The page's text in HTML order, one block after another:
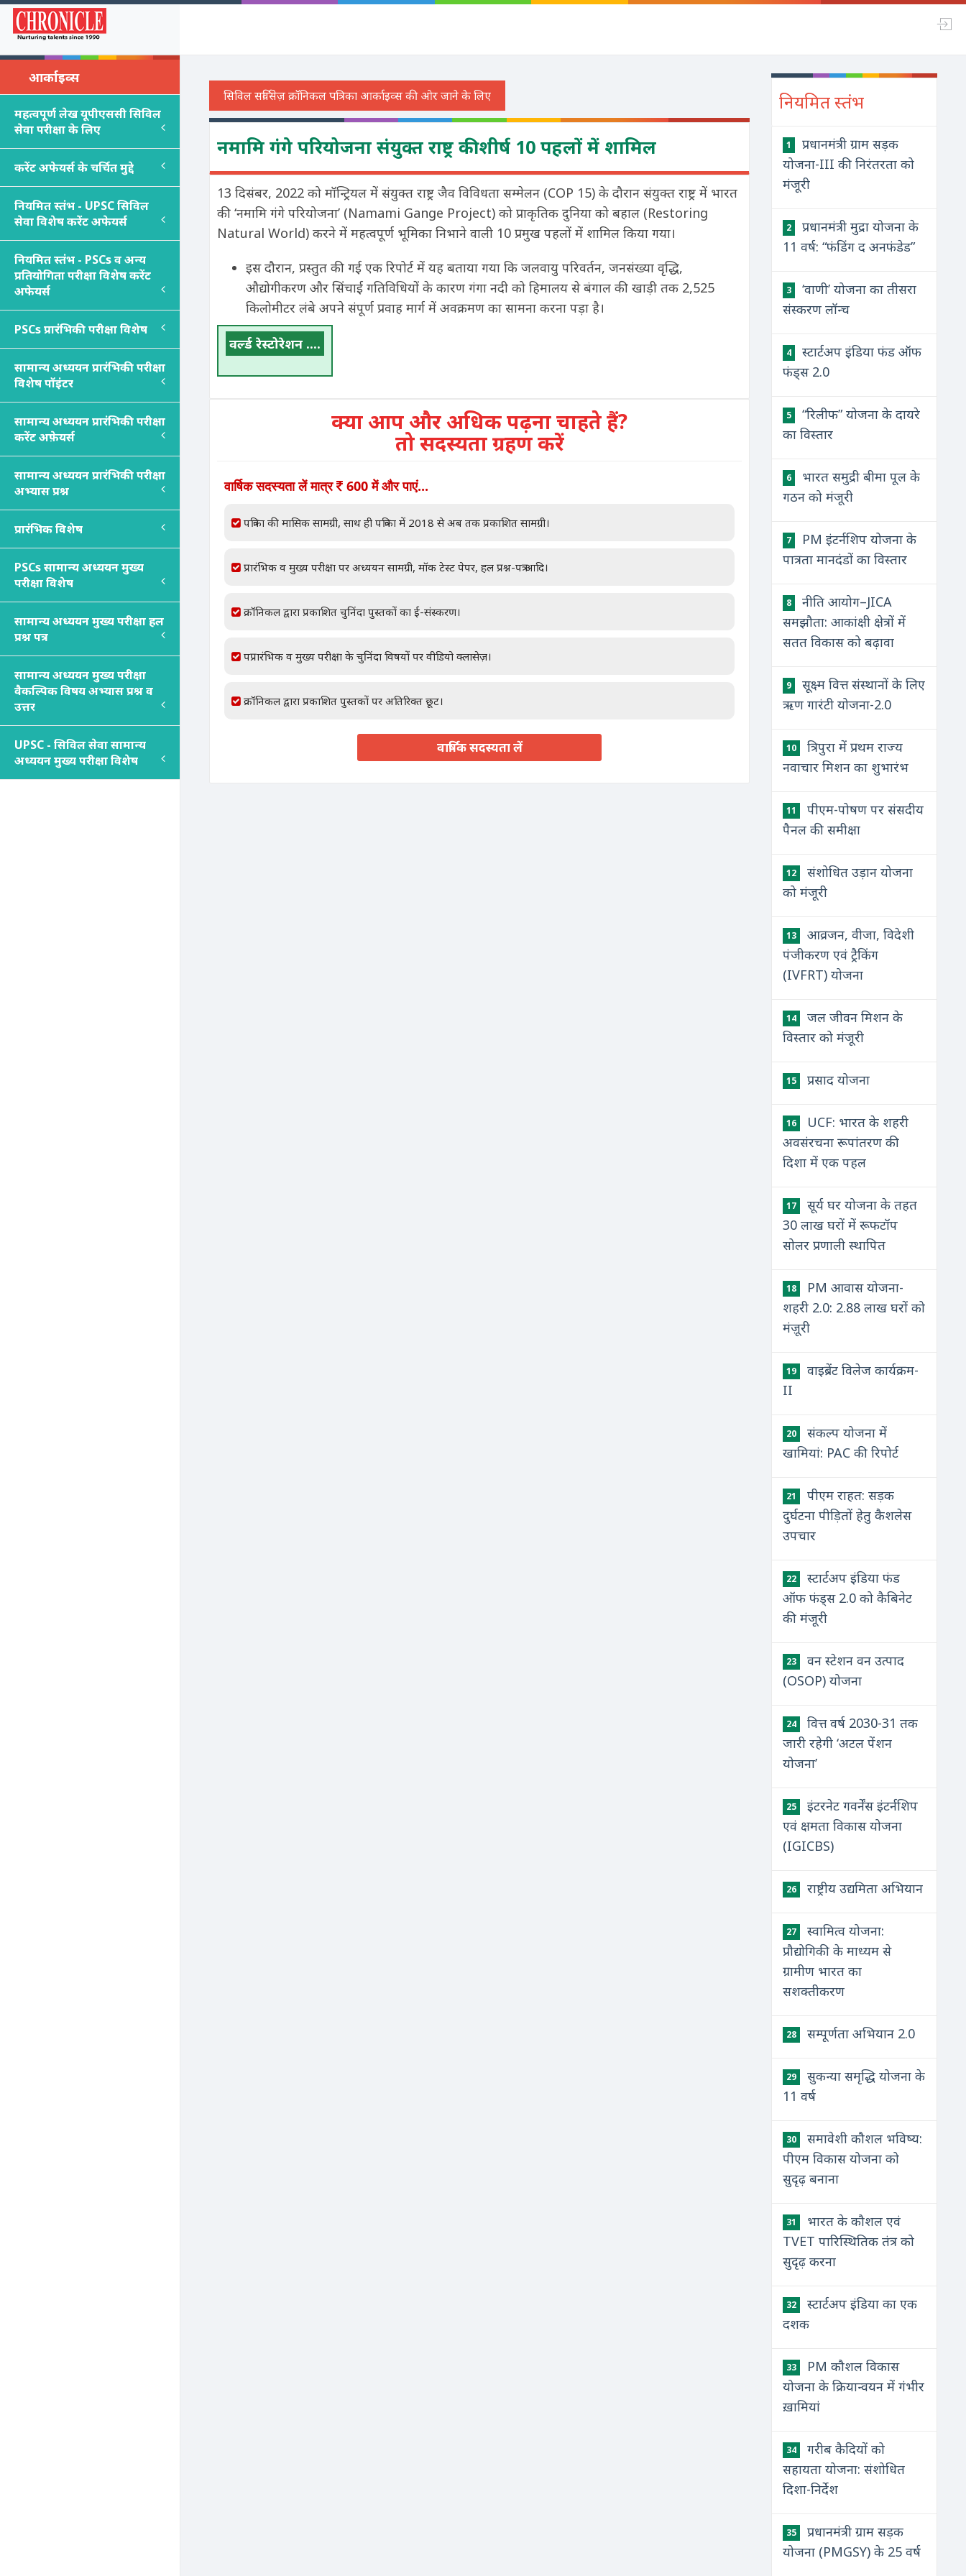
आर्काइव्स
महत्वपूर्ण लेख यूपीएससी सिविल
सेवा परीक्षा के लिए
करेंट अफेयर्स के चर्चित मुद्दे
नियमित स्तंभ - UPSC सिविल
सेवा विशेष करेंट अफेयर्स
नियमित स्तंभ - PSCsव अन्य
प्रतियोगिता परीक्षा विशेष करेंट
अफेयर्स
PSCsप्रारंभिकी परीक्षा विशेष
सामान्य अध्ययन प्रारंभिकी परीक्षा
विशेष पॉइंटर
सामान्य अध्ययन प्रारंभिकी परीक्षा
करेंट अफ़ेयर्स
सामान्य अध्ययन प्रारंभिकी परीक्षा
अभ्यास प्रश्न
प्रारंभिक विशेष
PSCsसामान्य अध्ययन मुख्य
परीक्षा विशेष
सामान्य अध्ययन मुख्य परीक्षा हल
प्रश्न पत्र
सामान्य अध्ययन मुख्य परीक्षा
वैकल्पिक विषय अभ्यास प्रश्न व
उत्तर
UPSC - सिविल सेवा सामान्य
अध्ययन मुख्य परीक्षा विशेष
नमामि गंगे परियोजना संयुक्त राष्ट्र की शीर्ष 10 पहलों में शामिल
13 दिसंबर, 2022 को मॉन्ट्रियल में संयुक्त राष्ट्र जैव विविधता सम्मेलन (COP 15) के दौरान संयुक्त राष्ट्र में भारत
की ‘नमामि गंगे परियोजना’ (Namami Gange Project) को प्राकृतिक दुनिया को बहाल (Restoring
Natural World) करने में महत्वपूर्ण भूमिका निभाने वाली 10 प्रमुख पहलों में शामिल किया गया।
इस दौरान, प्रस्तुत की गई एक रिपोर्ट में यह बताया गया कि जलवायु परिवर्तन, जनसंख्या वृद्धि,
औद्योगीकरण और सिंचाई गतिविधियों के कारण गंगा नदी को हिमालय से बंगाल की खाड़ी तक 2,525
किलोमीटर लंबे अपने संपूर्ण प्रवाह मार्ग में अवक्रमण का सामना करना पड़ा है।
वर्ल्ड रेस्टोरेशन ....
क्या आप और अधिक पढ़ना चाहते हैं?
तो सदस्यता ग्रहण करें
वार्षिक सदस्यता लें मात्र 600 में और पाएं...
पत्रिका की मासिक सामग्री, साथ ही पत्रिका में 2018 से अब तक प्रकाशित सामग्री।
प्रारंभिक व मुख्य परीक्षा पर अध्ययन सामग्री, मॉक टेस्ट पेपर, हल प्रश्न-पत्र आदि।
क्रॉनिकल द्वारा प्रकाशित चुनिंदा पुस्तकों का ई-संस्करण।
पप्रारंभिक व मुख्य परीक्षा के चुनिंदा विषयों पर वीडियो क्लासेज़।
क्रॉनिकल द्वारा प्रकाशित पुस्तकों पर अतिरिक्त छूट।
वार्षिक सदस्यता लें
नियमित स्तंभ
1
प्रधानमंत्री ग्राम सड़क
योजना-III की निरंतरता को
मंजूरी
2
प्रधानमंत्री मुद्रा योजना के
11 वर्ष: “फंडिंग द अनफंडेड”
3
‘वाणी’ योजना का तीसरा
संस्करण लॉन्च
4
स्टार्टअप इंडिया फंड ऑफ
फंड्स 2.0
5
“रिलीफ” योजना के दायरे
का विस्तार
6
भारत समुद्री बीमा पूल के
गठन को मंजूरी
7
PM इंटर्नशिप योजना के
पात्रता मानदंडों का विस्तार
8
नीति आयोग–JICA
समझौता: आकांक्षी क्षेत्रों में
सतत विकास को बढ़ावा
9
सूक्ष्म वित्त संस्थानों के लिए
ऋण गारंटी योजना-2.0
10
त्रिपुरा में प्रथम राज्य
नवाचार मिशन का शुभारंभ
11
पीएम-पोषण पर संसदीय
पैनल की समीक्षा
12
संशोधित उड़ान योजना
को मंजूरी
13
आव्रजन, वीजा, विदेशी
पंजीकरण एवं ट्रैकिंग
(IVFRT) योजना
14
जल जीवन मिशन के
विस्तार को मंजूरी
15 प्रसाद योजना
16
UCF: भारत के शहरी
अवसंरचना रूपांतरण की
दिशा में एक पहल
17
सूर्य घर योजना के तहत
30 लाख घरों में रूफटॉप
सोलर प्रणाली स्थापित
18
PM आवास योजना-
शहरी 2.0: 2.88 लाख घरों को
मंज़ूरी
19
वाइब्रेंट विलेज कार्यक्रम-
II
20
संकल्प योजना में
खामियां: PAC की रिपोर्ट
21
पीएम राहत: सड़क
दुर्घटना पीड़ितों हेतु कैशलेस
उपचार
22
स्टार्टअप इंडिया फंड
ऑफ फंड्स 2.0 को कैबिनेट
की मंजूरी
23
वन स्टेशन वन उत्पाद
(OSOP) योजना
24
वित्त वर्ष 2030-31 तक
जारी रहेगी ‘अटल पेंशन
योजना’
25
इंटरनेट गवर्नेंस इंटर्नशिप
एवं क्षमता विकास योजना
(IGICBS)
26 राष्ट्रीय उद्यमिता अभियान
27
स्वामित्व योजना:
प्रौद्योगिकी के माध्यम से
ग्रामीण भारत का
सशक्तीकरण
28 सम्पूर्णता अभियान 2.0
29
सुकन्या समृद्धि योजना के
11 वर्ष
30
समावेशी कौशल भविष्य:
पीएम विकास योजना को
सुदृढ़ बनाना
31
भारत के कौशल एवं
TVET पारिस्थितिक तंत्र को
सुदृढ़ करना
32
स्टार्टअप इंडिया का एक
दशक
33
PM कौशल विकास
योजना के क्रियान्वयन में गंभीर
ख़ामियां
34
गरीब कैदियों को
सहायता योजना: संशोधित
दिशा-निर्देश
35
प्रधानमंत्री ग्राम सड़क
योजना (PMGSY) के 25 वर्ष